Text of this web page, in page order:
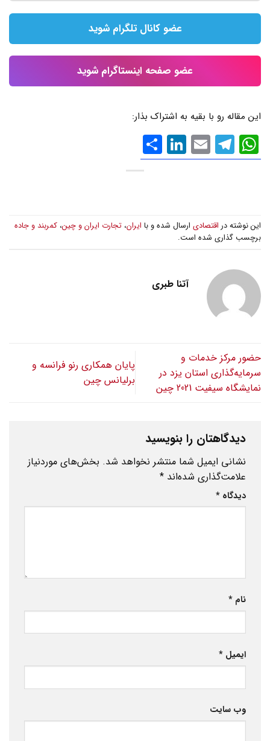
عضو کانال تلگرام شوید
عضو صفحه اینستاگرام شوید
این مقاله رو با بقیه به اشتراک بذار:
WhatsApp
Telegram
Email
LinkedIn
گذاری
این نوشته در اقتصادی ارسال شده و با ایران، تجارت ایران و چین، کمربند و جاده
برچسب گذاری شده است.
آتنا طبری
حضور مرکز خدمات و
سرمایه‌گذاری استان یزد در
نمایشگاه سیفیت 2021 چین
پایان همکاری رنو فرانسه و
برلیانس چین
دیدگاهتان را بنویسید
نشانی ایمیل شما منتشر نخواهد شد. بخش‌های موردنیاز
علامت‌گذاری شده‌اند *
دیدگاه *
نام *
ایمیل *
وب‌ سایت